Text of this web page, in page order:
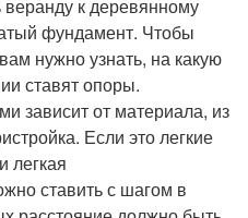
к деревянному
фундамент. Чтобы
нужно узнать, на какую
ставят опоры.
зависит от материала, из
Если это легкие
легкая
ставить с шагом в